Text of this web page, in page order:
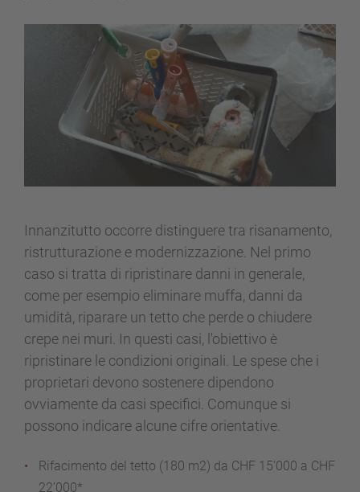
Innanzitutto occorre distinguere tra risanamento,
ristrutturazione e modernizzazione. Nel primo
caso si tratta di ripristinare danni in generale,
come per esempio eliminare muffa, danni da
umidità, riparare un tetto che perde o chiudere
crepe nei muri. In questi casi, l'obiettivo è
ripristinare le condizioni originali. Le spese che i
proprietari devono sostenere dipendono
ovviamente da casi specifici. Comunque si
possono indicare alcune cifre orientative.
Rifacimento del tetto (180 m2) da CHF 15’000 a CHF
22’000*